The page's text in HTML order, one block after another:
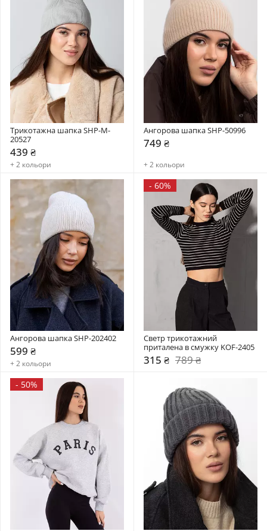
Трикотажна шапка SHP-M-
20527
439 ₴
+ 2 кольори
Ангорова шапка SHP-50996
749 ₴
+ 2 кольори
Ангорова шапка SHP-202402
599 ₴
+ 2 кольори
- 60%
Светр трикотажний
приталена в смужку KOF-2405
315 ₴ 789 ₴
- 50%